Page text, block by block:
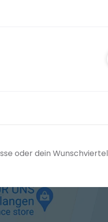
oder dein Wunschviertel
hinzufügen